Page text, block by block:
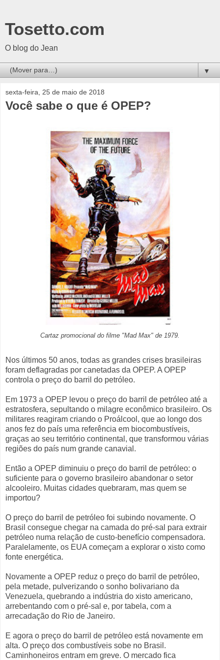
Tosetto.com
O blog do Jean
▼
sexta-feira, 25 de maio de 2018
Você sabe o que é OPEP?
Cartaz promocional do filme "Mad Max" de 1979.
Nos últimos 50 anos, todas as grandes crises brasileiras
foram deflagradas por canetadas da OPEP. A OPEP
controla o preço do barril do petróleo.
Em 1973 a OPEP levou o preço do barril de petróleo até a
estratosfera, sepultando o milagre econômico brasileiro. Os
militares reagiram criando o Proálcool, que ao longo dos
anos fez do país uma referência em biocombustíveis,
graças ao seu território continental, que transformou várias
regiões do país num grande canavial.
Então a OPEP diminuiu o preço do barril de petróleo: o
suficiente para o governo brasileiro abandonar o setor
alcooleiro. Muitas cidades quebraram, mas quem se
importou?
O preço do barril de petróleo foi subindo novamente. O
Brasil consegue chegar na camada do pré-sal para extrair
petróleo numa relação de custo-benefício compensadora.
Paralelamente, os EUA começam a explorar o xisto como
fonte energética.
Novamente a OPEP reduz o preço do barril de petróleo,
pela metade, pulverizando o sonho bolivariano da
Venezuela, quebrando a indústria do xisto americano,
arrebentando com o pré-sal e, por tabela, com a
arrecadação do Rio de Janeiro.
E agora o preço do barril de petróleo está novamente em
alta. O preço dos combustíveis sobe no Brasil.
Caminhoneiros entram em greve. O mercado fica